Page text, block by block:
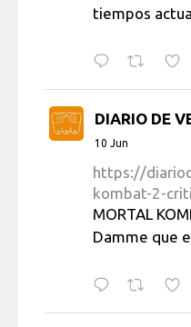
tiempos
DIARIO DE
10 Jun
https://
kombat-2-
MORTAL
Damme que